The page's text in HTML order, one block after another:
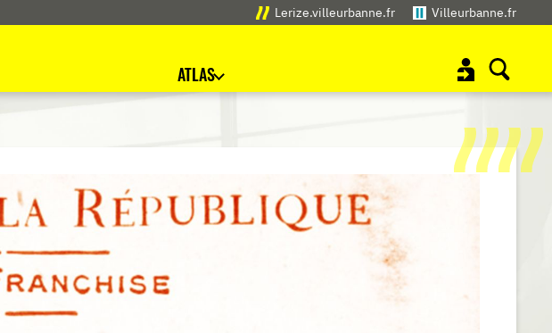
Lerize.villeurbanne.fr Villeurbanne.fr
ATLAS